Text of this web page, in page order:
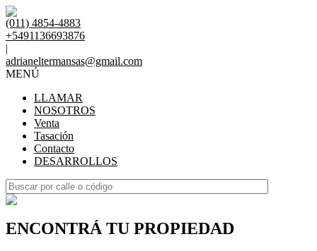
(011) 4854-4883
+5491136693876
|
adrianeltermansas@gmail.com
MENÚ
LLAMAR
NOSOTROS
Venta
Tasación
Contacto
DESARROLLOS
ENCONTRÁ TU PROPIEDAD